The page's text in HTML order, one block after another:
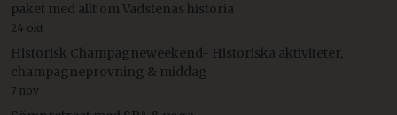
paket med allt om Vadstenas historia
24 okt
Historisk Champagneweekend- Historiska aktiviteter,
champagneprovning & middag
7 nov